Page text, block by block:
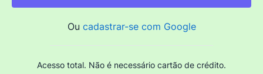
Ou cadastrar-se com Google
Acesso total. Não é necessário cartão de crédito.